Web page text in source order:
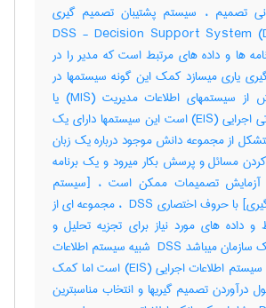
تصمیم ، سیستم پشتیبان تصمیم گیری
(مخفف آن DSS) DSS - Decision Support System
ها و داده های مرتبط است که مدیر را در
یاری میسازد کمک این گونه سیستمها در
تصمیم گیری بیش از سیستمهای اطلاعات مدیریت (MIS) یا
سیستمهای اطلاعاتی اجرایی (EIS) است این سیستمها دارای یک
از مجموعه دانش موجود درباره یک زبان
کردن مسائل و پرسش بکار میرود و یک برنامه
آزمایش تصمیمات ممکن است ، [سیستم
پشتیبانی تصمیم گیری] با حروف اختصاری ‎ DSS ، مجموعه ای از
و داده های مورد نیاز برای تجزیه تحلیل و
تصمیم گیری در یک سازمان میباشد ‎ DSS شبیه سیستم اطلاعات
مدیریتی (‎MIS) یا سیستم اطلاعات اجرایی (‎EIS) است اما کمک
درآوردن تصمیم گیریها و انتخاب مناسبترین